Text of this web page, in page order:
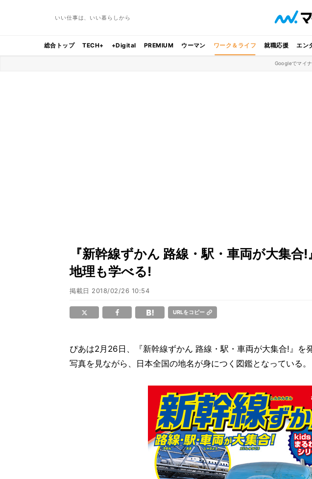
いい仕事は、いい暮らしから
総合トップ TECH+ +Digital PREMIUM ウーマン ワーク＆ライフ 就職応援 エン
Googleでマイ
『新幹線ずかん 路線・駅・車両が大集
地理も学べる!
掲載日 2018/02/26 10:54
URLをコピー
ぴあは2月26日、『新幹線ずかん 路線・駅・車両が大集合!』を
写真を見ながら、日本全国の地名が身につく図鑑となっている。